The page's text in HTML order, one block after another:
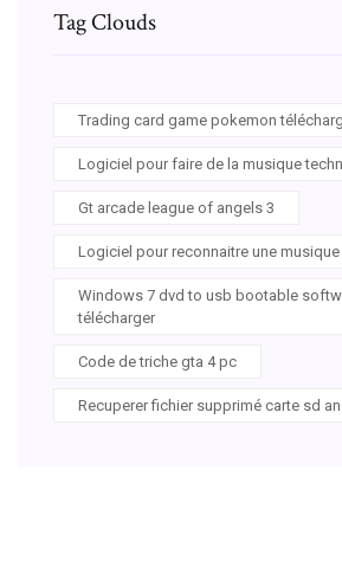
Tag Clouds
Trading card game pokemon
Logiciel pour faire de la musique
Gt arcade league of angels 3
Logiciel pour reconnaitre une
Windows 7 dvd to usb bootable
télécharger
Code de triche gta 4 pc
Recuperer fichier supprimé carte sd